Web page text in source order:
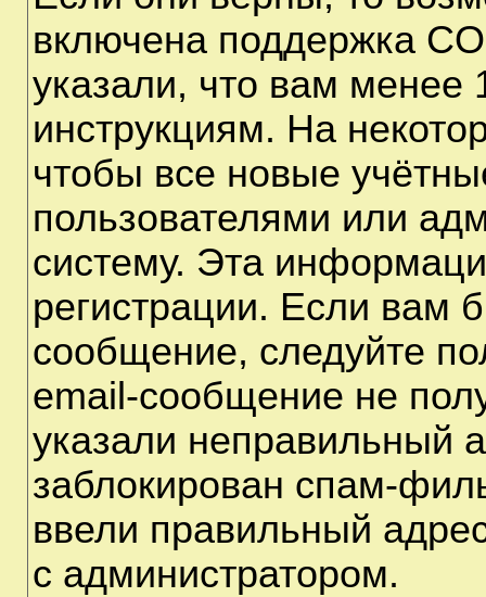
включена поддержка
указали, что вам менее
инструкциям. На
чтобы все новые
пользователями или
систему. Эта
регистрации. Если вам
сообщение, следуйте
email-сообщение не
указали неправильный
заблокирован спам-
ввели правильный
с администратором.